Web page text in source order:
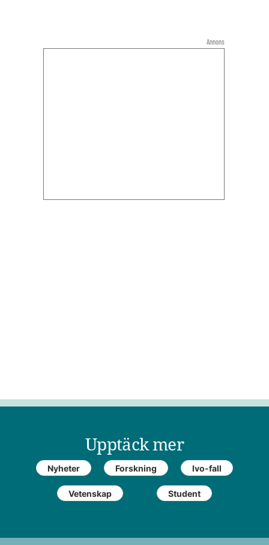
Upptäck mer
Nyheter Forskning Ivo-fall
Vetenskap Student
Annons